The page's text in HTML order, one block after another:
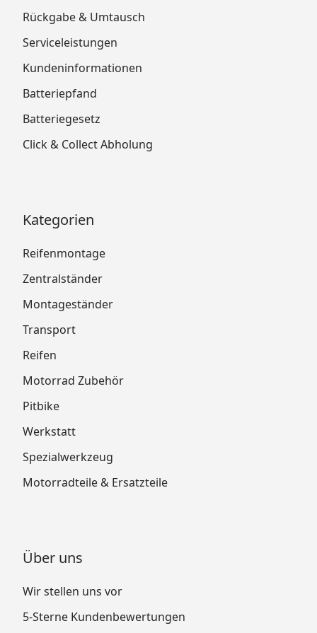
Rückgabe & Umtausch
Serviceleistungen
Kundeninformationen
Batteriepfand
Batteriegesetz
Click & Collect Abholung
Kategorien
Reifenmontage
Zentralständer
Montageständer
Transport
Reifen
Motorrad Zubehör
Pitbike
Werkstatt
Spezialwerkzeug
Motorradteile & Ersatzteile
Über uns
Wir stellen uns vor
5-Sterne Kundenbewertungen